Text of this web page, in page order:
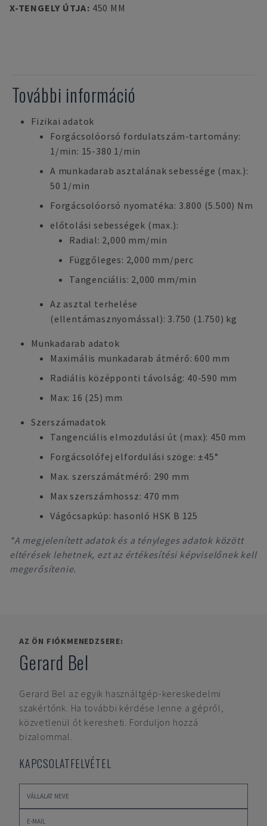
X-TENGELY ÚTJA: 450 MM
További információ
Fizikai adatok
Forgácsolóorsó fordulatszám-tartomány:
1/min: 15-380 1/min
A munkadarab asztalának sebessége (max.):
50 1/min
Forgácsolóorsó nyomatéka: 3.800 (5.500) Nm
előtolási sebességek (max.):
Radial: 2,000 mm/min
Függőleges: 2,000 mm/perc
Tangenciális: 2,000 mm/min
Az asztal terhelése
(ellentámasznyomással): 3.750 (1.750) kg
Munkadarab adatok
Maximális munkadarab átmérő: 600 mm
Radiális középponti távolság: 40-590 mm
Max: 16 (25) mm
Szerszámadatok
Tangenciális elmozdulási út (max): 450 mm
Forgácsolófej elfordulási szöge: ±45°
Max. szerszámátmérő: 290 mm
Max szerszámhossz: 470 mm
Vágócsapkúp: hasonló HSK B 125
*A megjelenített adatok és a tényleges adatok között
eltérések lehetnek, ezt az értékesítési képviselőnek kell
megerősítenie.
AZ ÖN FIÓKMENEDZSERE:
Gerard Bel
Gerard Bel az egyik használtgép-kereskedelmi
szakértőnk. Ha további kérdése lenne a gépről,
közvetlenül őt keresheti. Forduljon hozzá
bizalommal.
KAPCSOLATFELVÉTEL